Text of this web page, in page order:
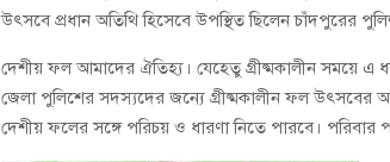
উৎসবে প্রধান অতিথি হিসেবে উপস্থিত ছিলেন চাঁদপুরের
দেশীয় ফল আমাদের ঐতিহ্য। যেহেতু গ্রীষ্মকালীন সময়ে
জেলা পুলিশের সদস্যদের জন্যে গ্রীষ্মকালীন ফল উৎসবের
দেশীয় ফলের সঙ্গে পরিচয় ও ধারণা নিতে পারবে।